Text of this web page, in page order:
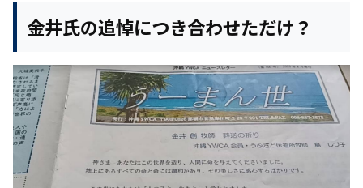
金井氏の追悼につき合わせただけ？